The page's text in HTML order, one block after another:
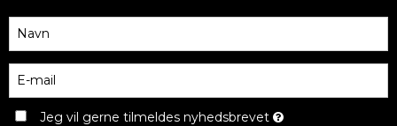
Jeg vil gerne tilmeldes nyhedsbrevet